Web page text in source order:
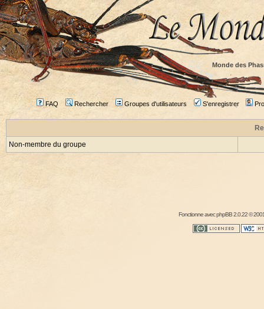
Monde des
FAQ Rechercher Groupes d'utilisateurs S'enregistrer
Non-membre du groupe
Fonctionne avecphpBB2.0.22 ©